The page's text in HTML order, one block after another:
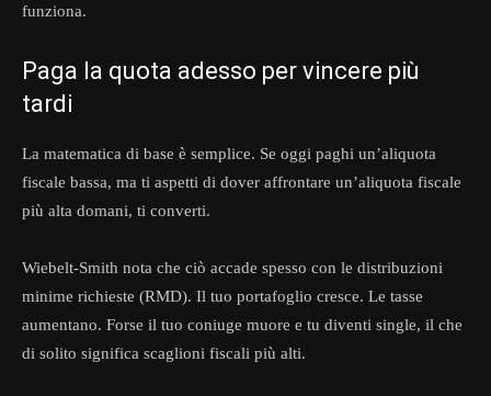
funziona.
Paga la quota adesso per vincere più
tardi
La matematica di base è semplice. Se oggi paghi un’aliquota
fiscale bassa, ma ti aspetti di dover affrontare un’aliquota fiscale
più alta domani, ti converti.
Wiebelt-Smith nota che ciò accade spesso con le distribuzioni
minime richieste (RMD). Il tuo portafoglio cresce. Le tasse
aumentano. Forse il tuo coniuge muore e tu diventi single, il che
di solito significa scaglioni fiscali più alti.